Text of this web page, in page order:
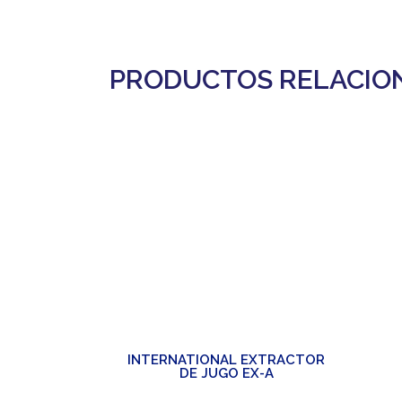
PRODUCTOS
INTERNATIONAL EXTRACTOR
DE JUGO EX-A